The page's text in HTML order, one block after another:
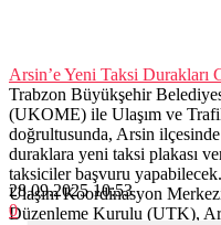
Arsin’e Yeni Taksi Durakları
Trabzon Büyükşehir
(UKOME) ile Ulaşım ve
doğrultusunda, Arsin
duraklara yeni taksi plakası
taksiciler başvuru
Ulaşım Koordinasyon
Düzenleme Kurulu (UTK),
28.09.2025 10:53
0